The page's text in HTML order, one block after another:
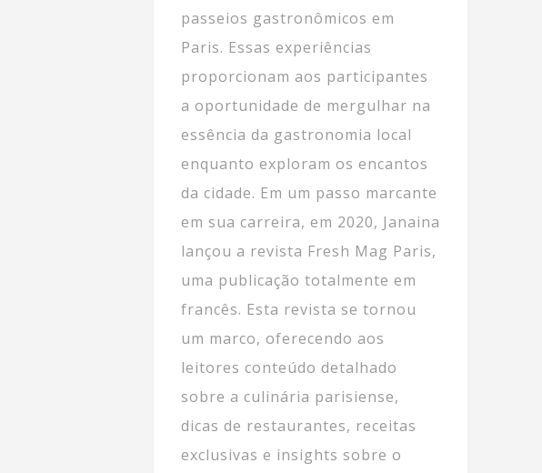
passeios gastronômicos em
Paris. Essas experiências
proporcionam aos participantes
a oportunidade de mergulhar na
essência da gastronomia local
enquanto exploram os encantos
da cidade. Em um passo marcante
em sua carreira, em 2020, Janaina
lançou a revista Fresh Mag Paris,
uma publicação totalmente em
francês. Esta revista se tornou
um marco, oferecendo aos
leitores conteúdo detalhado
sobre a culinária parisiense,
dicas de restaurantes, receitas
exclusivas e insights sobre o